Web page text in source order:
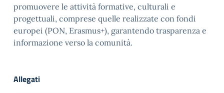
promuovere le attività formative, culturali e
progettuali, comprese quelle realizzate con fondi
europei (PON, Erasmus+), garantendo trasparenza e
informazione verso la comunità.
Allegati